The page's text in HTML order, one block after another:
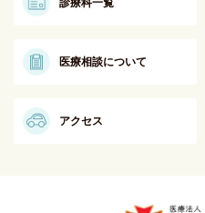
診療科一覧
医療相談について
アクセス